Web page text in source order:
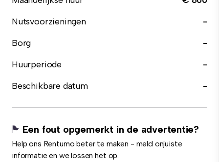
Nutsvoorzieningen
-
Borg
-
Huurperiode
-
Beschikbare datum
-
Een fout opgemerkt in de advertentie?
Help ons Rentumo beter te maken - meld onjuiste
informatie en we lossen het op.